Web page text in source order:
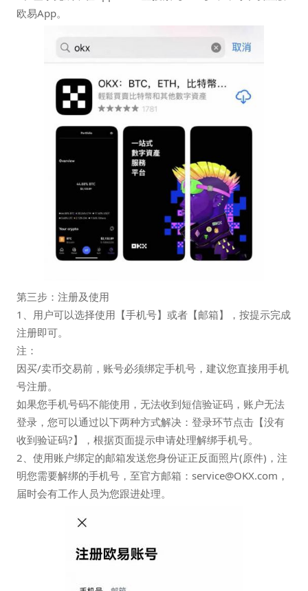
欧易App。
第三步：注册及使用
1、用户可以选择使用【手机号】或者【邮箱】，按提示完成
注册即可。
注：
因买/卖币交易前，账号必须绑定手机号，建议您直接用手机
号注册。
如果您手机号码不能使用，无法收到短信验证码，账户无法
登录，您可以通过以下两种方式解决：登录环节点击【没有
收到验证码?】，根据页面提示申请处理解绑手机号。
2、使用账户绑定的邮箱发送您身份证正反面照片(原件)，注
明您需要解绑的手机号，至官方邮箱：service@OKX.com，
届时会有工作人员为您跟进处理。